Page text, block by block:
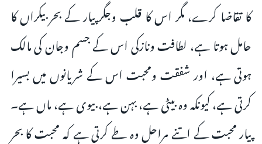
کا تقاضا کرے، مگر اس کا قلب وجگر پیار کے بحر بیکراں کا
حامل ہوتا ہے، لطافت ونازکی اس کے جسم وجان کی مالک
ہوتی ہے، اور شفقت ومحبت اس کے شریانوں میں بسیرا
کرتی ہے، کیونکہ وہ بیٹی ہے، بہن ہے، بیوى ہے، ماں ہے۔
پیار محبت کے اتنے مراحل وہ طے کرتی ہے کہ محبت کا بحر